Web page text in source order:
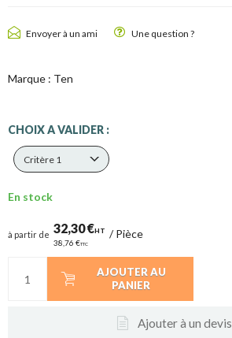
Envoyer à un ami Une question ?
Marque : Ten
CHOIX A VALIDER :
Critère 1
En stock
à partir de 32,30 €HT
38,76 €TTC
/Pièce
AJOUTER AU
PANIER
Ajouter à un devis